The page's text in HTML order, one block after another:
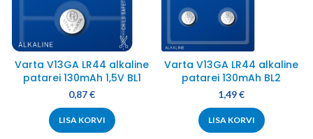
Varta V13GA LR44 alkaline
patarei 130mAh 1,5V BL1
0,87€
LISA KORVI
Varta V13GA LR44 alkaline
patarei 130mAh BL2
1,49€
LISA KORVI